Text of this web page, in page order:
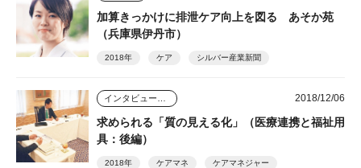
加算きっかけに排泄ケア向上を図る あそか苑
（兵庫県伊丹市）
2018年 ケア シルバー産業新聞
2018/12/06
求められる「質の見える化」（医療連携と福祉用
具：後編）
2018年 ケアマネ ケアマネジャー